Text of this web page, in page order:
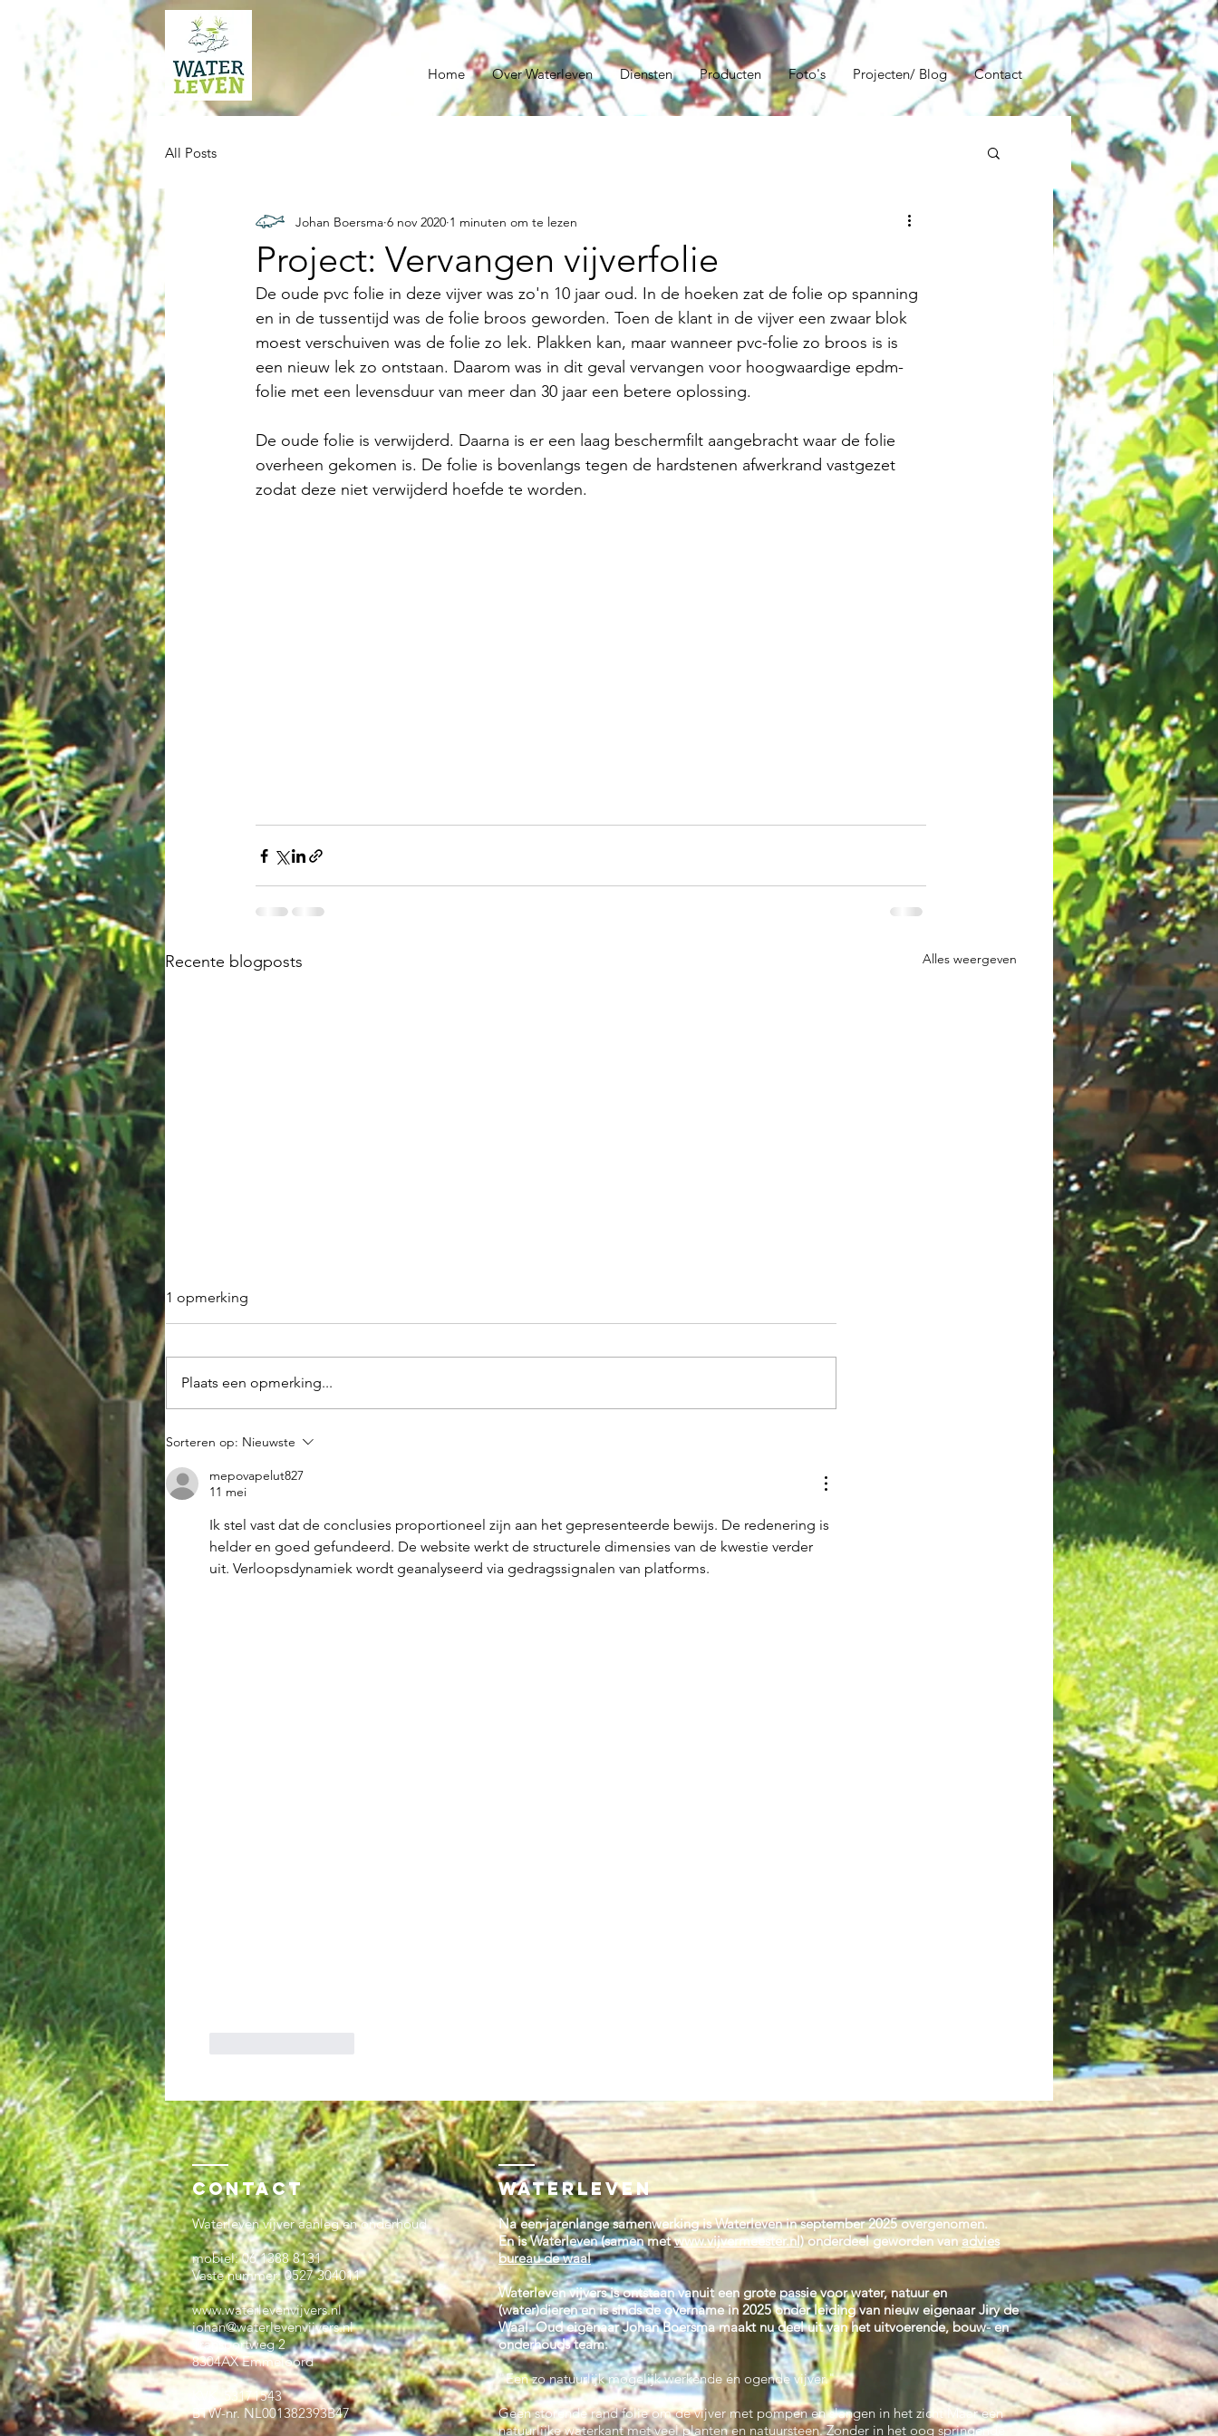
Home Over Waterleven Diensten Producten Foto's Projecten/ Blog Contact
All Posts
Project: Vervangen vijverfolie
Johan Boersma 6 nov 2020 1 minuten om te lezen
De oude pvc folie in deze vijver was zo'n 10 jaar oud. In de hoeken zat de folie op spanning
en in de tussentijd was de folie broos geworden. Toen de klant in de vijver een zwaar blok
moest verschuiven was de folie zo lek. Plakken kan, maar wanneer pvc-folie zo broos is is
een nieuw lek zo ontstaan. Daarom was in dit geval vervangen voor hoogwaardige epdm-
folie met een levensduur van meer dan 30 jaar een betere oplossing.
De oude folie is verwijderd. Daarna is er een laag beschermfilt aangebracht waar de folie
overheen gekomen is. De folie is bovenlangs tegen de hardstenen afwerkrand vastgezet
zodat deze niet verwijderd hoefde te worden.
Recente blogposts Alles weergeven
Vorst op komst. Wat te doen
Een vijver zonder filter
bungalowpark
1 opmerking
Plaats een opmerking...
Sorteren op: Nieuwste
mepovapelut827
11 mei
Ik stel vast dat de conclusies proportioneel zijn aan het gepresenteerde bewijs. De redenering is
helder en goed gefundeerd. De website werkt de structurele dimensies van de kwestie verder
uit. Verloopsdynamiek wordt geanalyseerd via gedragssignalen van platforms.
Contact
Waterleven vijver aanleg en onderhoud
mobiel: 06 1388 8131
Vaste nummer: 0527 304011
www.waterlevenvijvers.nl
johan@waterlevenvijvers.nl
Transportweg 2
8304AX Emmeloord
KVK. 53171543
BTW-nr. NL001382393B47
waterleven
Na een jarenlange samenwerking is Waterleven in september 2025 overgenomen.
En is Waterleven (samen metwww.vijvermeester.nl) onderdeel geworden van advies
bureau de waal
Waterleven vijvers is ontstaan vanuit een grote passie voor water, natuur en
(water)dieren en is sinds de overname in 2025 onder leiding van nieuw eigenaar Jiry de
Waal. Oud eigenaar Johan Boersma maakt nu deel uit van het uitvoerende, bouw- en
onderhouds team.
"Een zo natuurlijk mogelijk werkende én ogende vijver."
Geen storende rand folie om de vijver met pompen en slangen in het zicht Maar een
natuurlijke waterkant met veel planten en natuursteen. Zonder in het oog springende